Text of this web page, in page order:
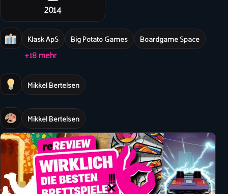
2014
Klask ApS Big Potato Games Boardgame Space
+18 mehr
Mikkel Bertelsen
Mikkel Bertelsen